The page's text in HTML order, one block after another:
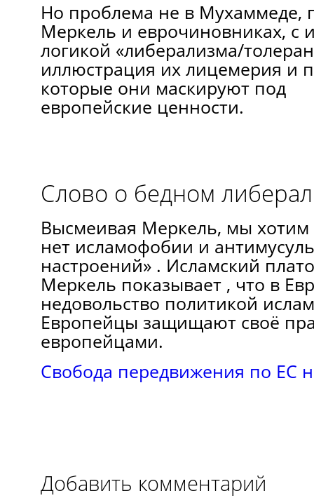
Но проблема не в Мухаммеде,
Меркель и еврочиновниках, с
логикой «либерализма/
иллюстрация их лицемерия и
которые они маскируют под
европейские ценности.
Слово о бедном
Высмеивая Меркель, мы хотим
нет исламофобии и
настроений» . Исламский
Меркель показывает , что в
недовольство политикой
Европейцы защищают своё
европейцами.
Свобода передвижения по ЕС
Добавить комментарий